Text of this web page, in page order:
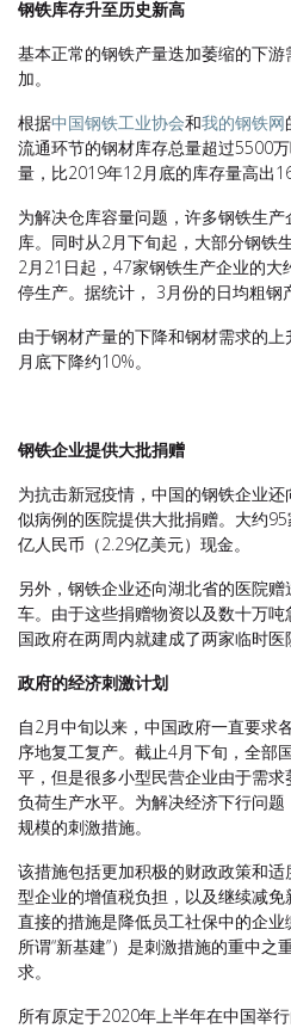
钢铁库存升至历史新高
基本正常的钢铁产量迭加萎缩的下
加。
根据中国钢铁工业协会和我的钢铁网
流通环节的钢材库存总量超过5500
量，比2019年12月底的库存量高出
为解决仓库容量问题，许多钢铁生
库。同时从2月下旬起，大部分钢铁
2月21日起，47家钢铁生产企业的
停生产。据统计， 3月份的日均粗钢
由于钢材产量的下降和钢材需求的
月底下降约10%。
钢铁企业提供大批捐赠
为抗击新冠疫情，中国的钢铁企业
似病例的医院提供大批捐赠。大约
亿人民币（2.29亿美元）现金。
另外，钢铁企业还向湖北省的医院
车。由于这些捐赠物资以及数十万
国政府在两周内就建成了两家临时医
政府的经济刺激计划
自2月中旬以来，中国政府一直要求
序地复工复产。截止4月下旬，全部
平，但是很多小型民营企业由于需
负荷生产水平。为解决经济下行问
规模的刺激措施。
该措施包括更加积极的财政政策和
型企业的增值税负担，以及继续减
直接的措施是降低员工社保中的企
所谓“新基建”）是刺激措施的重中
求。
所有原定于2020年上半年在中国举